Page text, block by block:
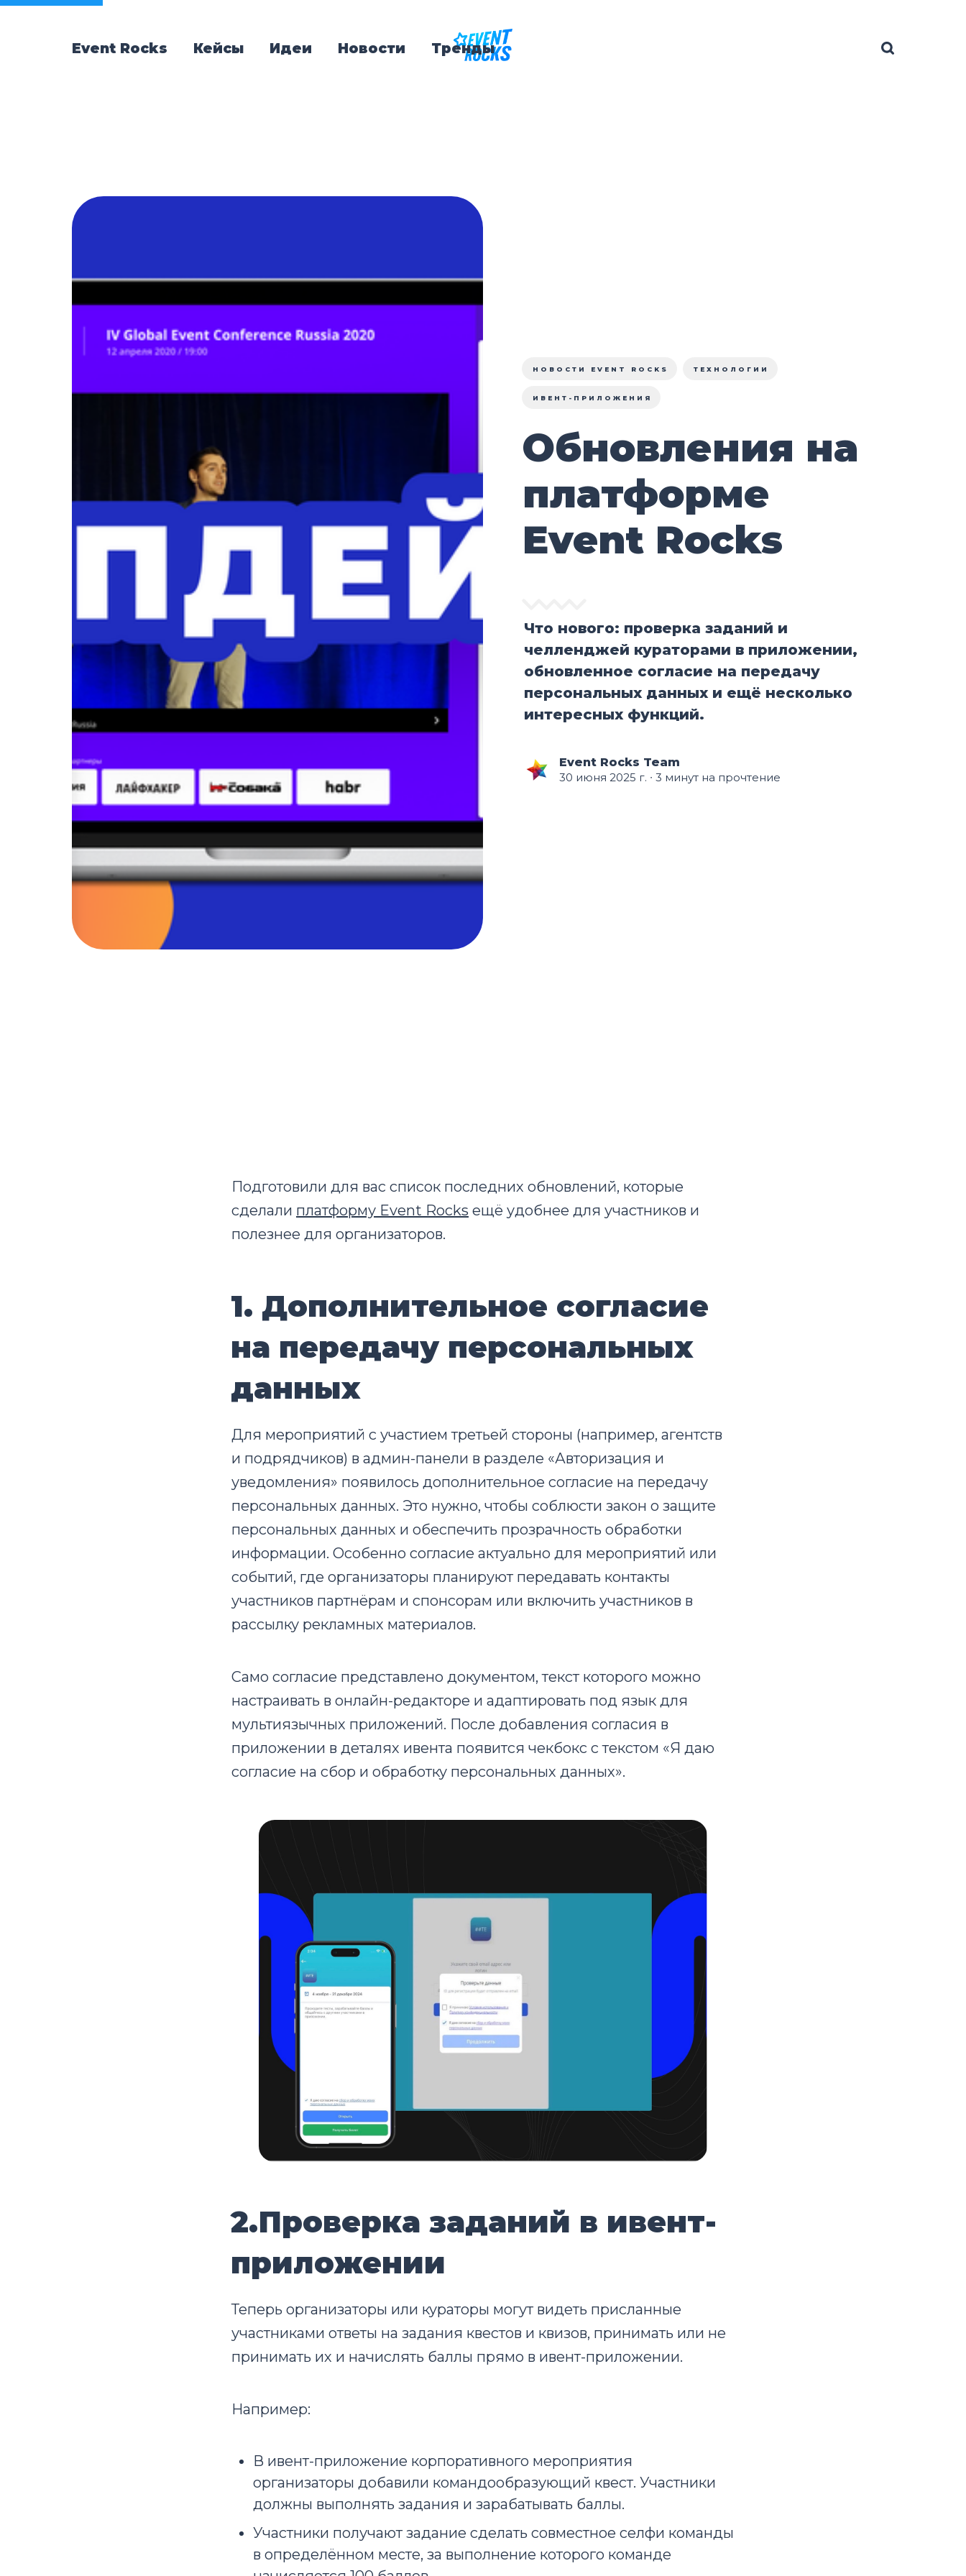
Event Rocks Кейсы Идеи Новости Тренды
НОВОСТИ EVENT ROCKS ТЕХНОЛОГИИ
ИВЕНТ-ПРИЛОЖЕНИЯ
Обновления на
платформе
Event Rocks
Что нового: проверка заданий и
челленджей кураторами в приложении,
обновленное согласие на передачу
персональных данных и ещё несколько
интересных функций.
Event Rocks Team
30 июня 2025 г. ∙ 3 минут на прочтение
Подготовили для вас список последних обновлений, которые
сделали платформу Event Rocks ещё удобнее для участников и
полезнее для организаторов.
1. Дополнительное согласие
на передачу персональных
данных
Для мероприятий с участием третьей стороны (например, агентств
и подрядчиков) в админ-панели в разделе «Авторизация и
уведомления» появилось дополнительное согласие на передачу
персональных данных. Это нужно, чтобы соблюсти закон о защите
персональных данных и обеспечить прозрачность обработки
информации. Особенно согласие актуально для мероприятий или
событий, где организаторы планируют передавать контакты
участников партнёрам и спонсорам или включить участников в
рассылку рекламных материалов.
Само согласие представлено документом, текст которого можно
настраивать в онлайн-редакторе и адаптировать под язык для
мультиязычных приложений. После добавления согласия в
приложении в деталях ивента появится чекбокс с текстом «Я даю
согласие на сбор и обработку персональных данных».
2.Проверка заданий в ивент-
приложении
Теперь организаторы или кураторы могут видеть присланные
участниками ответы на задания квестов и квизов, принимать или не
принимать их и начислять баллы прямо в ивент-приложении.
Например:
В ивент-приложение корпоративного мероприятия
организаторы добавили командообразующий квест. Участники
должны выполнять задания и зарабатывать баллы.
Участники получают задание сделать совместное селфи команды
в определённом месте, за выполнение которого команде